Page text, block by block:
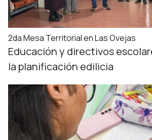
2da Mesa Territorial en Las Ovejas
Educación y directivos
la planificación edilicia